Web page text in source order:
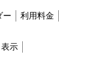
ー
利用料金
示